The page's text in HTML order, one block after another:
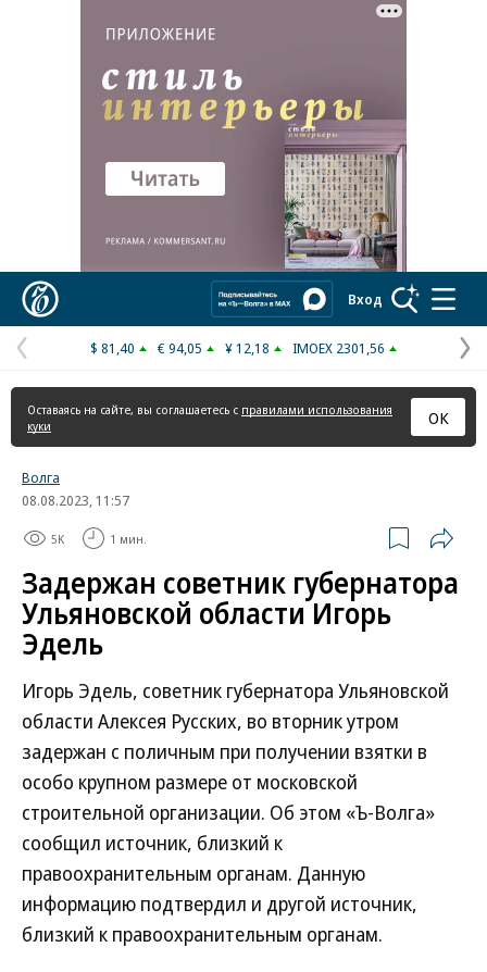
Реклама в «Ъ» www.kommersant.ru/ad
Вход
Предыдущая
страница
$ 81,40 € 94,05 ¥ 12,18 IMOEX 2301,56
Оставаясь на сайте, вы соглашаетесь с правилами использования
куки
ОК
Волга
08.08.2023, 11:57
5K 1 мин.
Задержан советник губернатора
Ульяновской области Игорь
Эдель
Игорь Эдель, советник губернатора Ульяновской
области Алексея Русских, во вторник утром
задержан с поличным при получении взятки в
особо крупном размере от московской
строительной организации. Об этом «Ъ-Волга»
сообщил источник, близкий к
правоохранительным органам. Данную
информацию подтвердил и другой источник,
близкий к правоохранительным органам.